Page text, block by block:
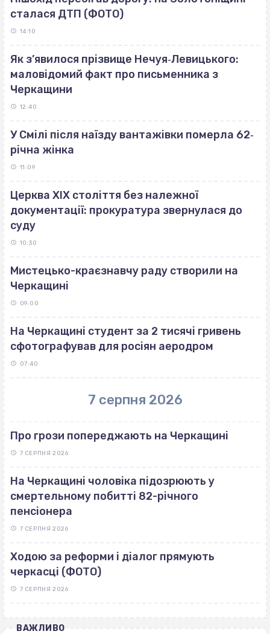
сталася ДТП (ФОТО)
14:10
Як з’явилося прізвище Нечуя‐Левицького:
маловідомий факт про письменника з
Черкащини
12:40
У Смілі після наїзду вантажівки померла 62‐
річна жінка
11:09
Церква ХІХ століття без належної
документації: прокуратура звернулася до
суду
10:30
Мистецько-краєзнавчу раду створили на
Черкащині
09:00
На Черкащині студент за 2 тисячі гривень
сфотографував для росіян аеродром
07:40
7 серпня 2026
Про грози попереджають на Черкащині
7 СЕРПНЯ 2026
На Черкащині чоловіка підозрюють у
смертельному побитті 82-річного
пенсіонера
7 СЕРПНЯ 2026
Ходою за реформи і діалог прямують
черкасці (ФОТО)
7 СЕРПНЯ 2026
ВАЖЛИВО